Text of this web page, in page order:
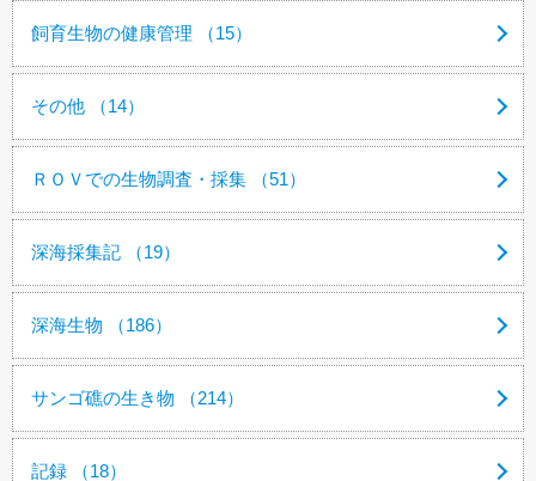
飼育生物の健康管理 （15）
その他 （14）
ＲＯＶでの生物調査・採集 （51）
深海採集記 （19）
深海生物 （186）
サンゴ礁の生き物 （214）
記録 （18）